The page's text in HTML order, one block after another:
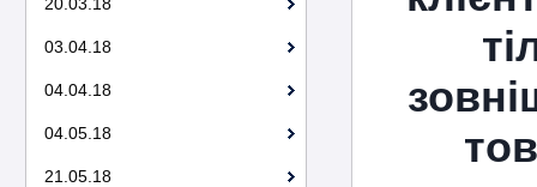
03.04.18
04.04.18
04.05.18
21.05.18